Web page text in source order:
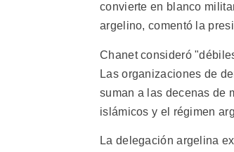
convierte en blanco
argelino, comentó la
Chanet consideró
Las organizaciones de
suman a las decenas de
islámicos y el régimen
La delegación argelina